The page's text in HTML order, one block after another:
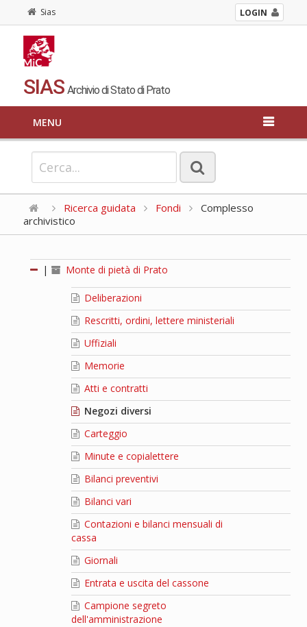
Sias LOGIN
SIAS Archivio di Stato di Prato
MENU
Ricerca guidata Fondi
Complesso
archivistico
| Monte di pietà di Prato
Deliberazioni
Rescritti, ordini, lettere ministeriali
Uffiziali
Memorie
Atti e contratti
Negozi diversi
Carteggio
Minute e copialettere
Bilanci preventivi
Bilanci vari
Contazioni e bilanci mensuali di
cassa
Giornali
Entrata e uscita del cassone
Campione segreto
dell'amministrazione